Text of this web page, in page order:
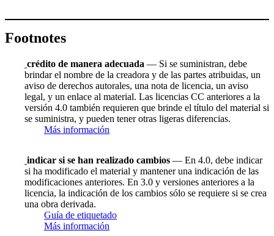
Footnotes
crédito de manera adecuada — Si se suministran, debe
brindar el nombre de la creadora y de las partes atribuidas, un
aviso de derechos autorales, una nota de licencia, un aviso
legal, y un enlace al material. Las licencias CC anteriores a la
versión 4.0 también requieren que brinde el título del material si
se suministra, y pueden tener otras ligeras diferencias.
Más información
indicar si se han realizado cambios — En 4.0, debe indicar
si ha modificado el material y mantener una indicación de las
modificaciones anteriores. En 3.0 y versiones anteriores a la
licencia, la indicación de los cambios sólo se requiere si se crea
una obra derivada.
Guía de etiquetado
Más información